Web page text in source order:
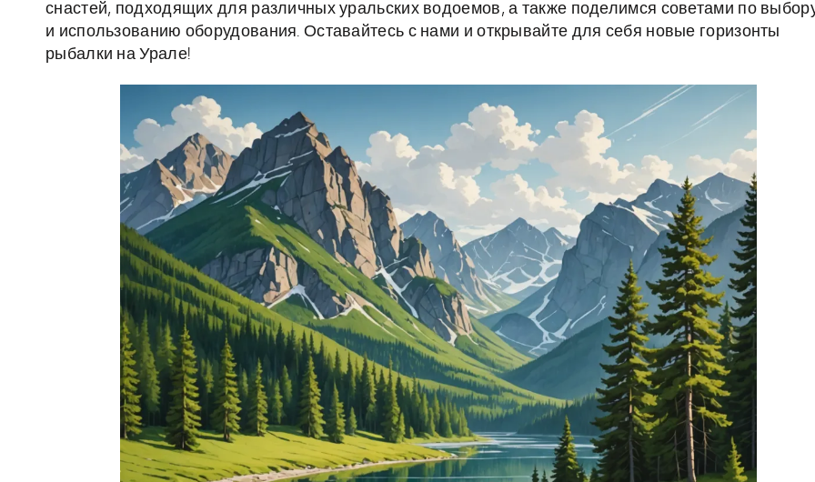
снастей, подходящих для различных уральских водоемов, а также поделимся советами по
и использованию оборудования. Оставайтесь с нами и открывайте для себя новые горизонты
рыбалки на Урале!